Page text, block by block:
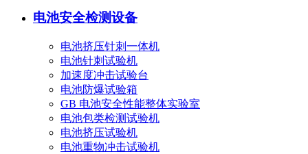
电池安全检测设备
电池挤压针刺一体机
电池针刺试验机
加速度冲击试验台
电池防爆试验箱
GB 电池安全性能整体实验室
电池包类检测试验机
电池挤压试验机
电池重物冲击试验机